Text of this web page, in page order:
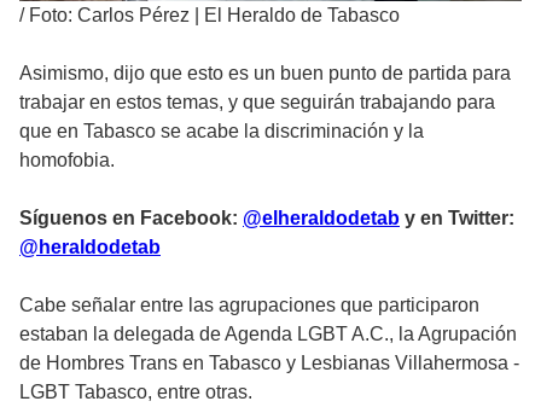
/ Foto: Carlos Pérez | El Heraldo de Tabasco
Asimismo, dijo que esto es un buen punto de partida para
trabajar en estos temas, y que seguirán trabajando para
que en Tabasco se acabe la discriminación y la
homofobia.
Síguenos en Facebook: @elheraldodetab y en Twitter:
@heraldodetab
Cabe señalar entre las agrupaciones que participaron
estaban la delegada de Agenda LGBT A.C., la Agrupación
de Hombres Trans en Tabasco y Lesbianas Villahermosa -
LGBT Tabasco, entre otras.